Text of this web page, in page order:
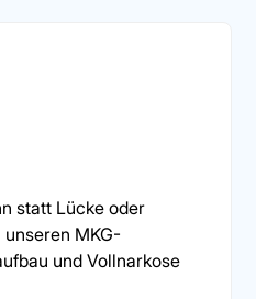
statt Lücke oder
MKG-
und Vollnarkose